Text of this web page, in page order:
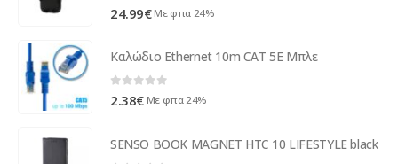
24.99€ Με φπα 24%
Καλώδιο Ethernet 10m CAT 5E Μπλε
0 out of 5
2.38€ Με φπα 24%
SENSO BOOK MAGNET HTC 10 LIFESTYLE black